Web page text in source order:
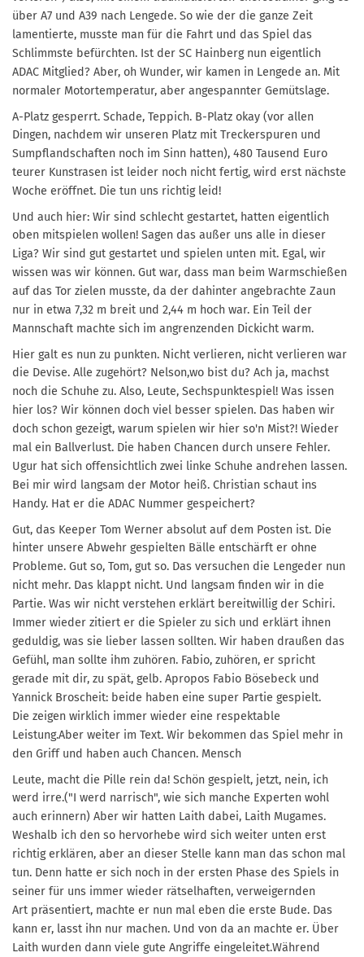
über A7 und A39 nach Lengede. So wie der die ganze Zeit
lamentierte, musste man für die Fahrt und das Spiel das
Schlimmste befürchten. Ist der SC Hainberg nun eigentlich
ADAC Mitglied? Aber, oh Wunder, wir kamen in Lengede an. Mit
normaler Motortemperatur, aber angespannter Gemütslage.
A-Platz gesperrt. Schade, Teppich. B-Platz okay (vor allen
Dingen, nachdem wir unseren Platz mit Treckerspuren und
Sumpflandschaften noch im Sinn hatten), 480 Tausend Euro
teurer Kunstrasen ist leider noch nicht fertig, wird erst nächste
Woche eröffnet. Die tun uns richtig leid!
Und auch hier: Wir sind schlecht gestartet, hatten eigentlich
oben mitspielen wollen! Sagen das außer uns alle in dieser
Liga? Wir sind gut gestartet und spielen unten mit. Egal, wir
wissen was wir können. Gut war, dass man beim Warmschießen
auf das Tor zielen musste, da der dahinter angebrachte Zaun
nur in etwa 7,32 m breit und 2,44 m hoch war. Ein Teil der
Mannschaft machte sich im angrenzenden Dickicht warm.
Hier galt es nun zu punkten. Nicht verlieren, nicht verlieren war
die Devise. Alle zugehört? Nelson,wo bist du? Ach ja, machst
noch die Schuhe zu. Also, Leute, Sechspunktespiel! Was issen
hier los? Wir können doch viel besser spielen. Das haben wir
doch schon gezeigt, warum spielen wir hier so'n Mist?! Wieder
mal ein Ballverlust. Die haben Chancen durch unsere Fehler.
Ugur hat sich offensichtlich zwei linke Schuhe andrehen lassen.
Bei mir wird langsam der Motor heiß. Christian schaut ins
Handy. Hat er die ADAC Nummer gespeichert?
Gut, das Keeper Tom Werner absolut auf dem Posten ist. Die
hinter unsere Abwehr gespielten Bälle entschärft er ohne
Probleme. Gut so, Tom, gut so. Das versuchen die Lengeder nun
nicht mehr. Das klappt nicht. Und langsam finden wir in die
Partie. Was wir nicht verstehen erklärt bereitwillig der Schiri.
Immer wieder zitiert er die Spieler zu sich und erklärt ihnen
geduldig, was sie lieber lassen sollten. Wir haben draußen das
Gefühl, man sollte ihm zuhören. Fabio, zuhören, er spricht
gerade mit dir, zu spät, gelb. Apropos Fabio Bösebeck und
Yannick Broscheit: beide haben eine super Partie gespielt.
Die zeigen wirklich immer wieder eine respektable
Leistung.Aber weiter im Text. Wir bekommen das Spiel mehr in
den Griff und haben auch Chancen. Mensch
Leute, macht die Pille rein da! Schön gespielt, jetzt, nein, ich
werd irre.("I werd narrisch", wie sich manche Experten wohl
auch erinnern) Aber wir hatten Laith dabei, Laith Mugames.
Weshalb ich den so hervorhebe wird sich weiter unten erst
richtig erklären, aber an dieser Stelle kann man das schon mal
tun. Denn hatte er sich noch in der ersten Phase des Spiels in
seiner für uns immer wieder rätselhaften, verweigernden
Art präsentiert, machte er nun mal eben die erste Bude. Das
kann er, lasst ihn nur machen. Und von da an machte er. Über
Laith wurden dann viele gute Angriffe eingeleitet.Während